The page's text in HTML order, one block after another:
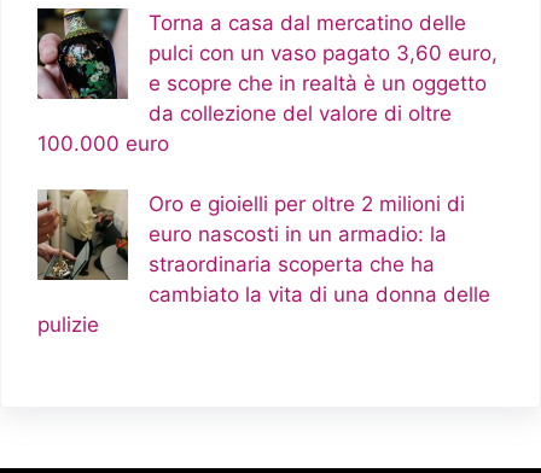
Torna a casa dal mercatino delle
pulci con un vaso pagato 3,60 euro,
e scopre che in realtà è un oggetto
da collezione del valore di oltre
100.000 euro
Oro e gioielli per oltre 2 milioni di
euro nascosti in un armadio: la
straordinaria scoperta che ha
cambiato la vita di una donna delle
pulizie